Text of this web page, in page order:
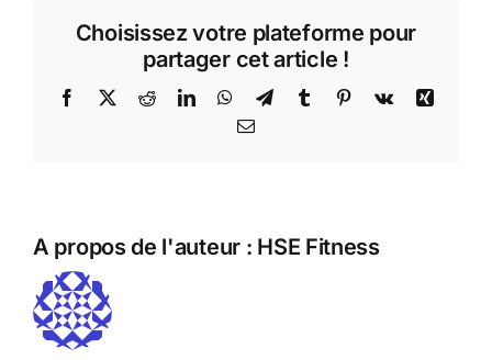
Choisissez votre plateforme pour
partager cet article !
Facebook
X RedditLinkedInWhatsApp
Télégramme
Tumblr Pinterest
Vk
Xing
Courriel
A propos de l'auteur : HSE Fitness